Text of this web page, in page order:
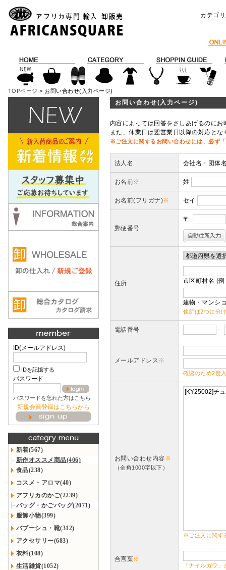
カテゴ
TOPページ > お問い合わせ(入力ページ)
ID(メールアドレス)
IDを記憶する
パスワード
パスワードを忘れた方はこちら
新規会員登録はこちらから
新着(567)
新作オススメ商品(406)
食品(238)
コスメ・アロマ(40)
アフリカのかご(2239)
バッグ・かごバッグ(2071)
服飾小物(399)
バブーシュ・靴(312)
アクセサリー(683)
衣料(108)
生活雑貨(1052)
お問い合わせ(入力ページ)
内容によっては回答をさしあげるのに
また、休業日は翌営業日以降の対応と
※ご注文に関するお問い合わせには、必ず
法人名 会社名・団体
お名前※ 姓
お名前(フリガナ)※ セイ
郵便番号
〒
住所 市区町村名 (
建物・マンシ
住所は2つに分
電話番号 -
メールアドレス※
確認のため2度
お問い合わせ内容※
（全角1000字以下）
※ご注文に関す
合言葉※
「ナイルガワ